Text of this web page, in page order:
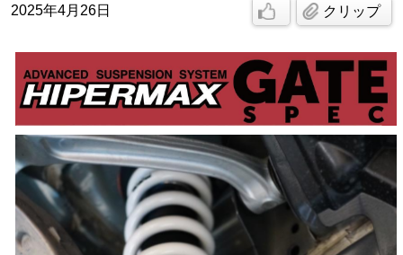
2025年4月26日 クリップ